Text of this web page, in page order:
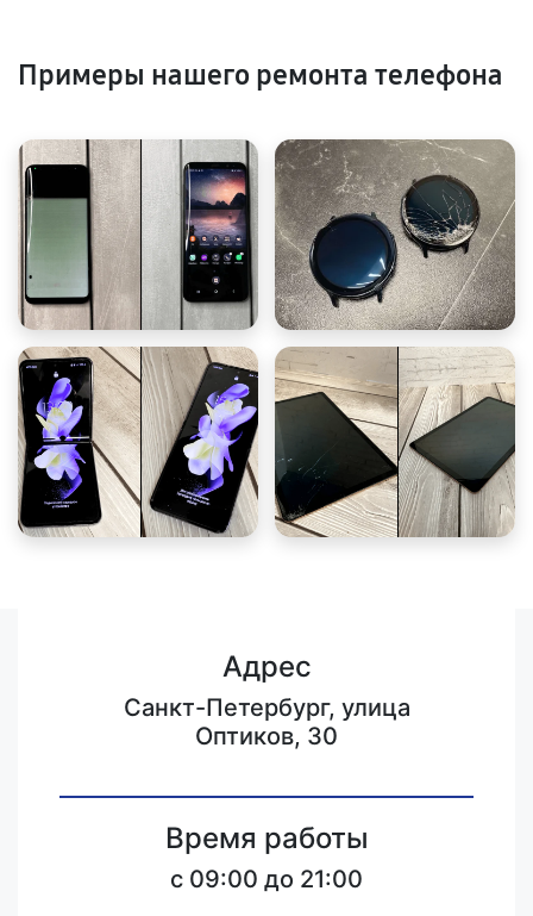
Примеры нашего ремонта телефона
Адрес
Санкт-Петербург, улица
Оптиков, 30
Время работы
c 09:00 до 21:00